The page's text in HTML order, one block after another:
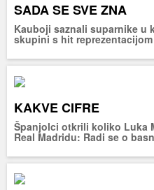
SADA SE SVE ZNA
Kauboji saznali suparnike u
skupini s hit
KAKVE CIFRE
Španjolci otkrili koliko Luka
Real Madridu: Radi se o